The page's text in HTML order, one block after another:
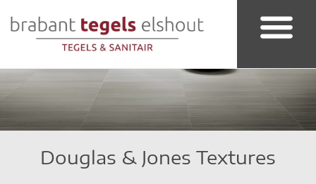
Douglas & Jones Textures